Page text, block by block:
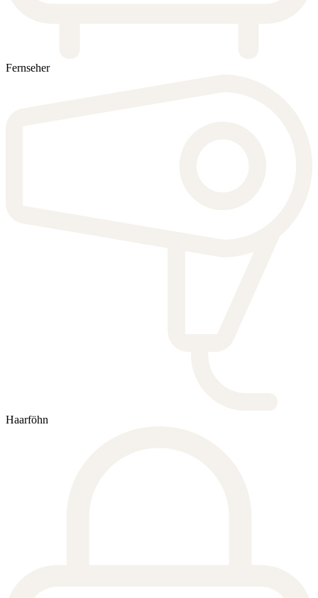
Fernseher
Haarföhn